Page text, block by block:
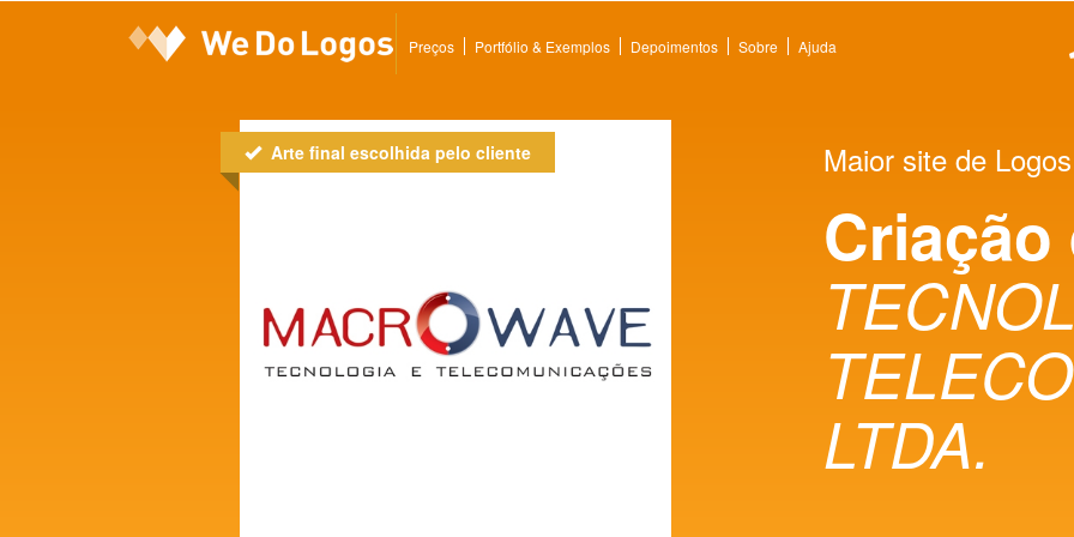
Preços Portfólio & Exemplos Depoimentos Sobre Ajuda
Arte final escolhida pelo cliente Maior site de
Criação
LTDA.